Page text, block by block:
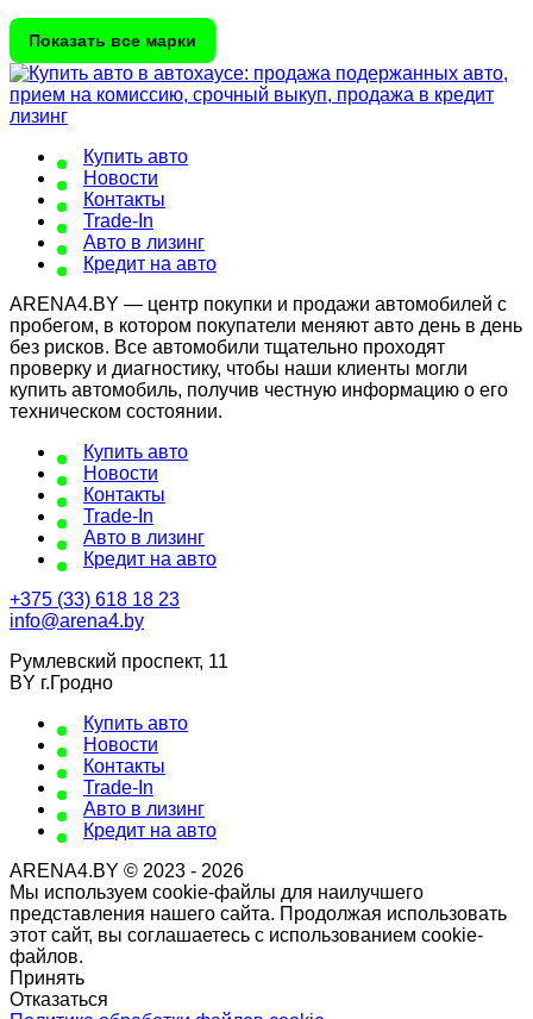
Показать все марки
Купить авто
Новости
Контакты
Trade-In
Авто в лизинг
Кредит на авто
ARENA4.BY — центр покупки и продажи автомобилей с
пробегом, в котором покупатели меняют авто день в день
без рисков. Все автомобили тщательно проходят
проверку и диагностику, чтобы наши клиенты могли
купить автомобиль, получив честную информацию о его
техническом состоянии.
Купить авто
Новости
Контакты
Trade-In
Авто в лизинг
Кредит на авто
+375 (33) 618 18 23
info@arena4.by
Румлевский проспект, 11
BY г.Гродно
Купить авто
Новости
Контакты
Trade-In
Авто в лизинг
Кредит на авто
ARENA4.BY © 2023 - 2026
Мы используем cookie-файлы для наилучшего
представления нашего сайта. Продолжая использовать
этот сайт, вы соглашаетесь с использованием cookie-
файлов.
Принять
Отказаться